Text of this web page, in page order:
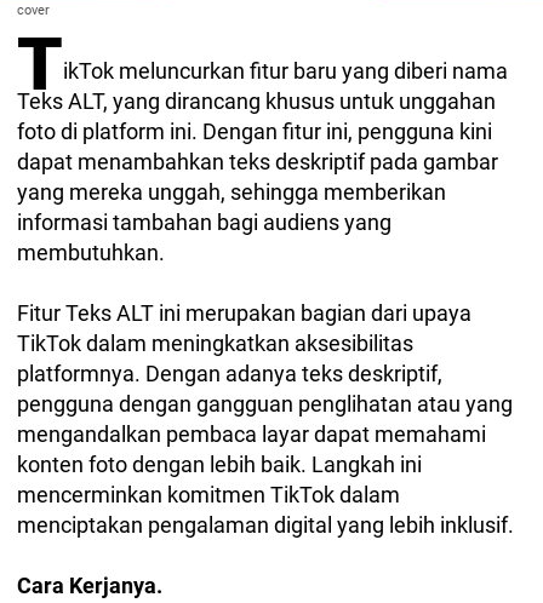
cover
TikTok meluncurkan fitur baru yang diberi nama
Teks ALT, yang dirancang khusus untuk unggahan
foto di platform ini. Dengan fitur ini, pengguna kini
dapat menambahkan teks deskriptif pada gambar
yang mereka unggah, sehingga memberikan
informasi tambahan bagi audiens yang
membutuhkan.
Fitur Teks ALT ini merupakan bagian dari upaya
TikTok dalam meningkatkan aksesibilitas
platformnya. Dengan adanya teks deskriptif,
pengguna dengan gangguan penglihatan atau yang
mengandalkan pembaca layar dapat memahami
konten foto dengan lebih baik. Langkah ini
mencerminkan komitmen TikTok dalam
menciptakan pengalaman digital yang lebih inklusif.
Cara Kerjanya.